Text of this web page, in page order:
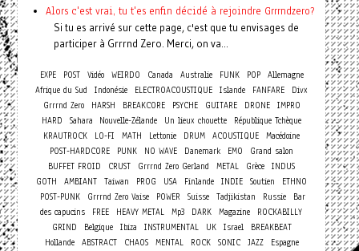
Alors c'est vrai, tu t'es enfin décidé à rejoindre Grrrndzero?
Si tu es arrivé sur cette page, c'est que tu envisages de
participer à Grrrnd Zero. Merci, on va...
EXPE POST Vidéo WEIRDO Canada Australie FUNK POP
Allemagne
Afrique du Sud
Indonésie ELECTROACOUSTIQUE Islande FANFARE
Divx
Grrrnd Zero
HARSH BREAKCORE PSYCHE GUITARE DRONE
IMPRO
HARD
Sahara Nouvelle-Zélande Un lieux chouette
République Tchèque
KRAUTROCK
LO-FI MATH Lettonie DRUM ACOUSTIQUE Macédoine
POST-HARDCORE
PUNK NO WAVE Danemark EMO
Grand salon
BUFFET FROID
CRUST Grrrnd Zero Gerland METAL Grèce INDUS
GOTH
AMBIANT Taiwan PROG USA Finlande INDIE Soutien
ETHNO
POST-PUNK
Grrrnd Zero Vaise POWER Suisse Tadjikistan Russie
Bar
des capucins
FREE HEAVY METAL Mp3 DARK Magazine
ROCKABILLY
GRIND
Belgique Ibiza INSTRUMENTAL UK Israel
BREAKBEAT
Hollande
ABSTRACT CHAOS MENTAL ROCK SONIC JAZZ
Espagne